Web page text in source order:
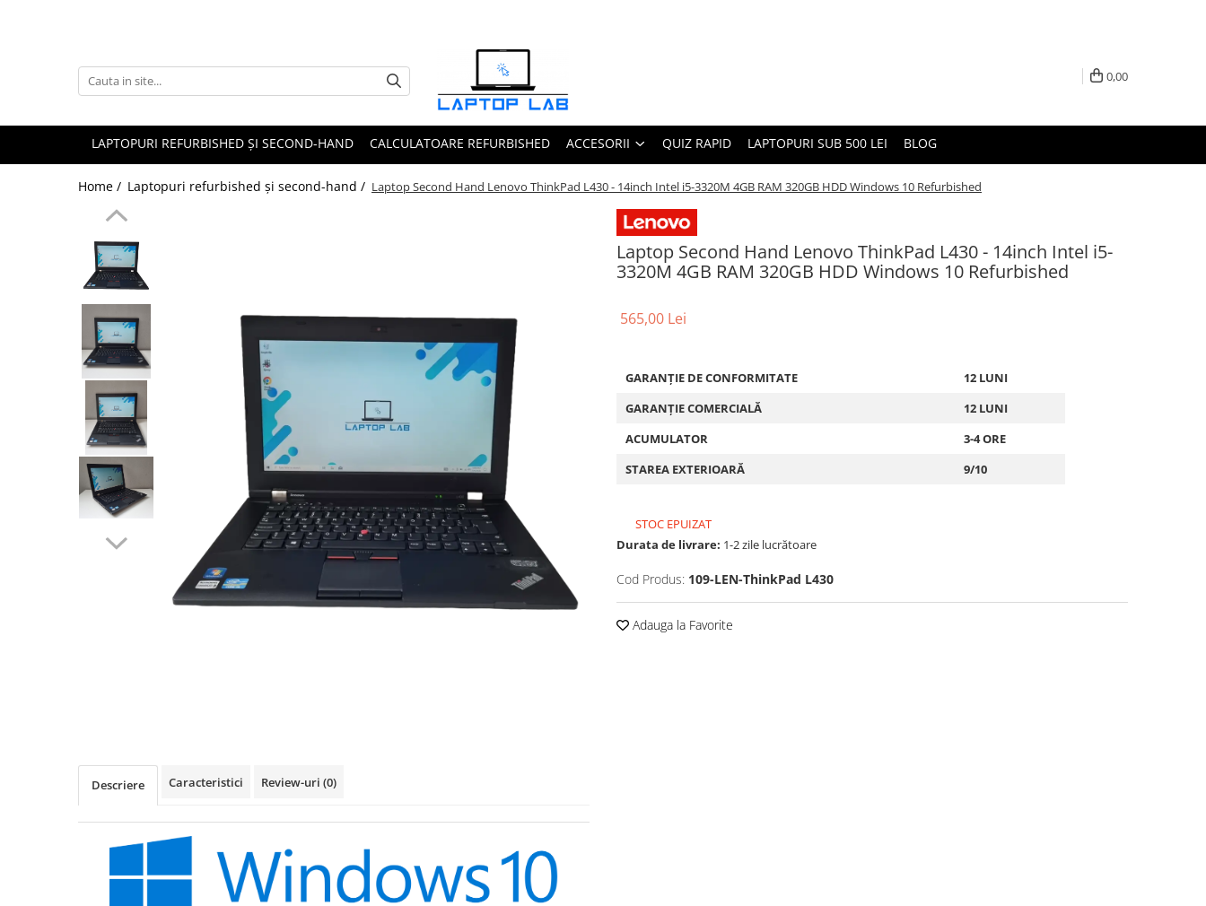
Genți și huse
Mouseuri
0,00
LAPTOPURI REFURBISHED ȘI SECOND-HAND CALCULATOARE REFURBISHED ACCESORII QUIZ RAPID LAPTOPURI SUB 500 LEI BLOG
Home / Laptopuri refurbished și second-hand / Laptop Second Hand Lenovo ThinkPad L430 - 14inch Intel i5-3320M 4GB RAM 320GB HDD Windows 10 Refurbished
Laptop Second Hand Lenovo ThinkPad L430 - 14inch Intel i5-
3320M 4GB RAM 320GB HDD Windows 10 Refurbished
565,00 Lei
GARANȚIE DE CONFORMITATE
12 LUNI
GARANȚIE COMERCIALĂ
12 LUNI
ACUMULATOR
3-4 ORE
STAREA EXTERIOARĂ
9/10
STOC EPUIZAT
Durata de livrare: 1-2 zile lucrătoare
Cod Produs: 109-LEN-ThinkPad L430
Adauga la Favorite
Descriere Caracteristici Review-uri (0)